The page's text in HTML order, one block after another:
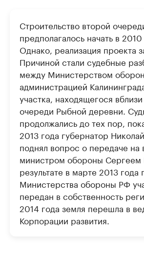
Строительство второй
предполагалось начать в 2010
Однако, реализация проекта
Причиной стали судебные
между Министерством
администрацией
участка, находящегося
очереди Рыбной деревни.
продолжались до тех пор,
2013 года губернатор
поднял вопрос о передаче на
министром обороны
результате в марте 2013 года
Министерства обороны РФ
передан в собственность
2014 года земля перешла в
Корпорации развития.